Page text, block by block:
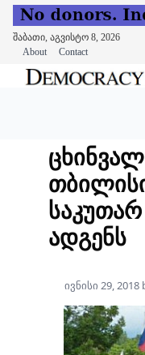
შაბათი, აგვისტო 8, 2026
About
Contact
საკუთარ
ადგენს
ივნისი 29, 2018